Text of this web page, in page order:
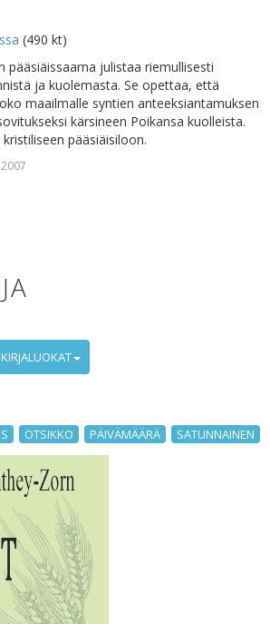
(490 kt)
pääsiäissaarna julistaa riemullisesti
ja kuolemasta. Se opettaa, että
maailmalle syntien anteeksiantamuksen
kärsineen Poikansa kuolleista.
pääsiäisiloon.
KIRJALUOKAT
OTSIKKO PÄIVÄMÄÄRÄ SATUNNAINEN